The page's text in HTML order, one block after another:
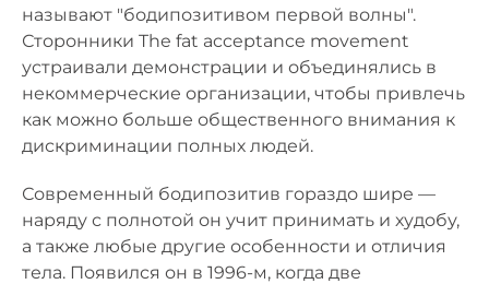
называют "бодипозитивом первой волны".
Сторонники The fat acceptance movement
устраивали демонстрации и объединялись в
некоммерческие организации, чтобы привлечь
как можно больше общественного внимания к
дискриминации полных людей.
Современный бодипозитив гораздо шире —
наряду с полнотой он учит принимать и худобу,
а также любые другие особенности и отличия
тела. Появился он в 1996-м, когда две